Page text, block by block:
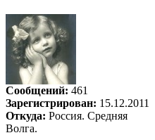
Сообщений: 461
Зарегистрирован: 15.12.2011
Откуда: Россия. Средняя
Волга.